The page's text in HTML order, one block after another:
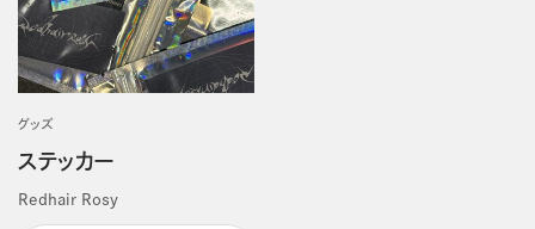
グッズ
ステッカー
Redhair Rosy